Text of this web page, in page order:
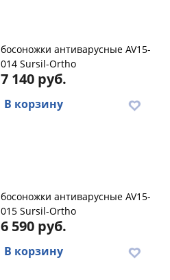
босоножки антиварусные AV15-
014 Sursil-Ortho
7 140 руб.
В корзину
босоножки антиварусные AV15-
015 Sursil-Ortho
6 590 руб.
В корзину